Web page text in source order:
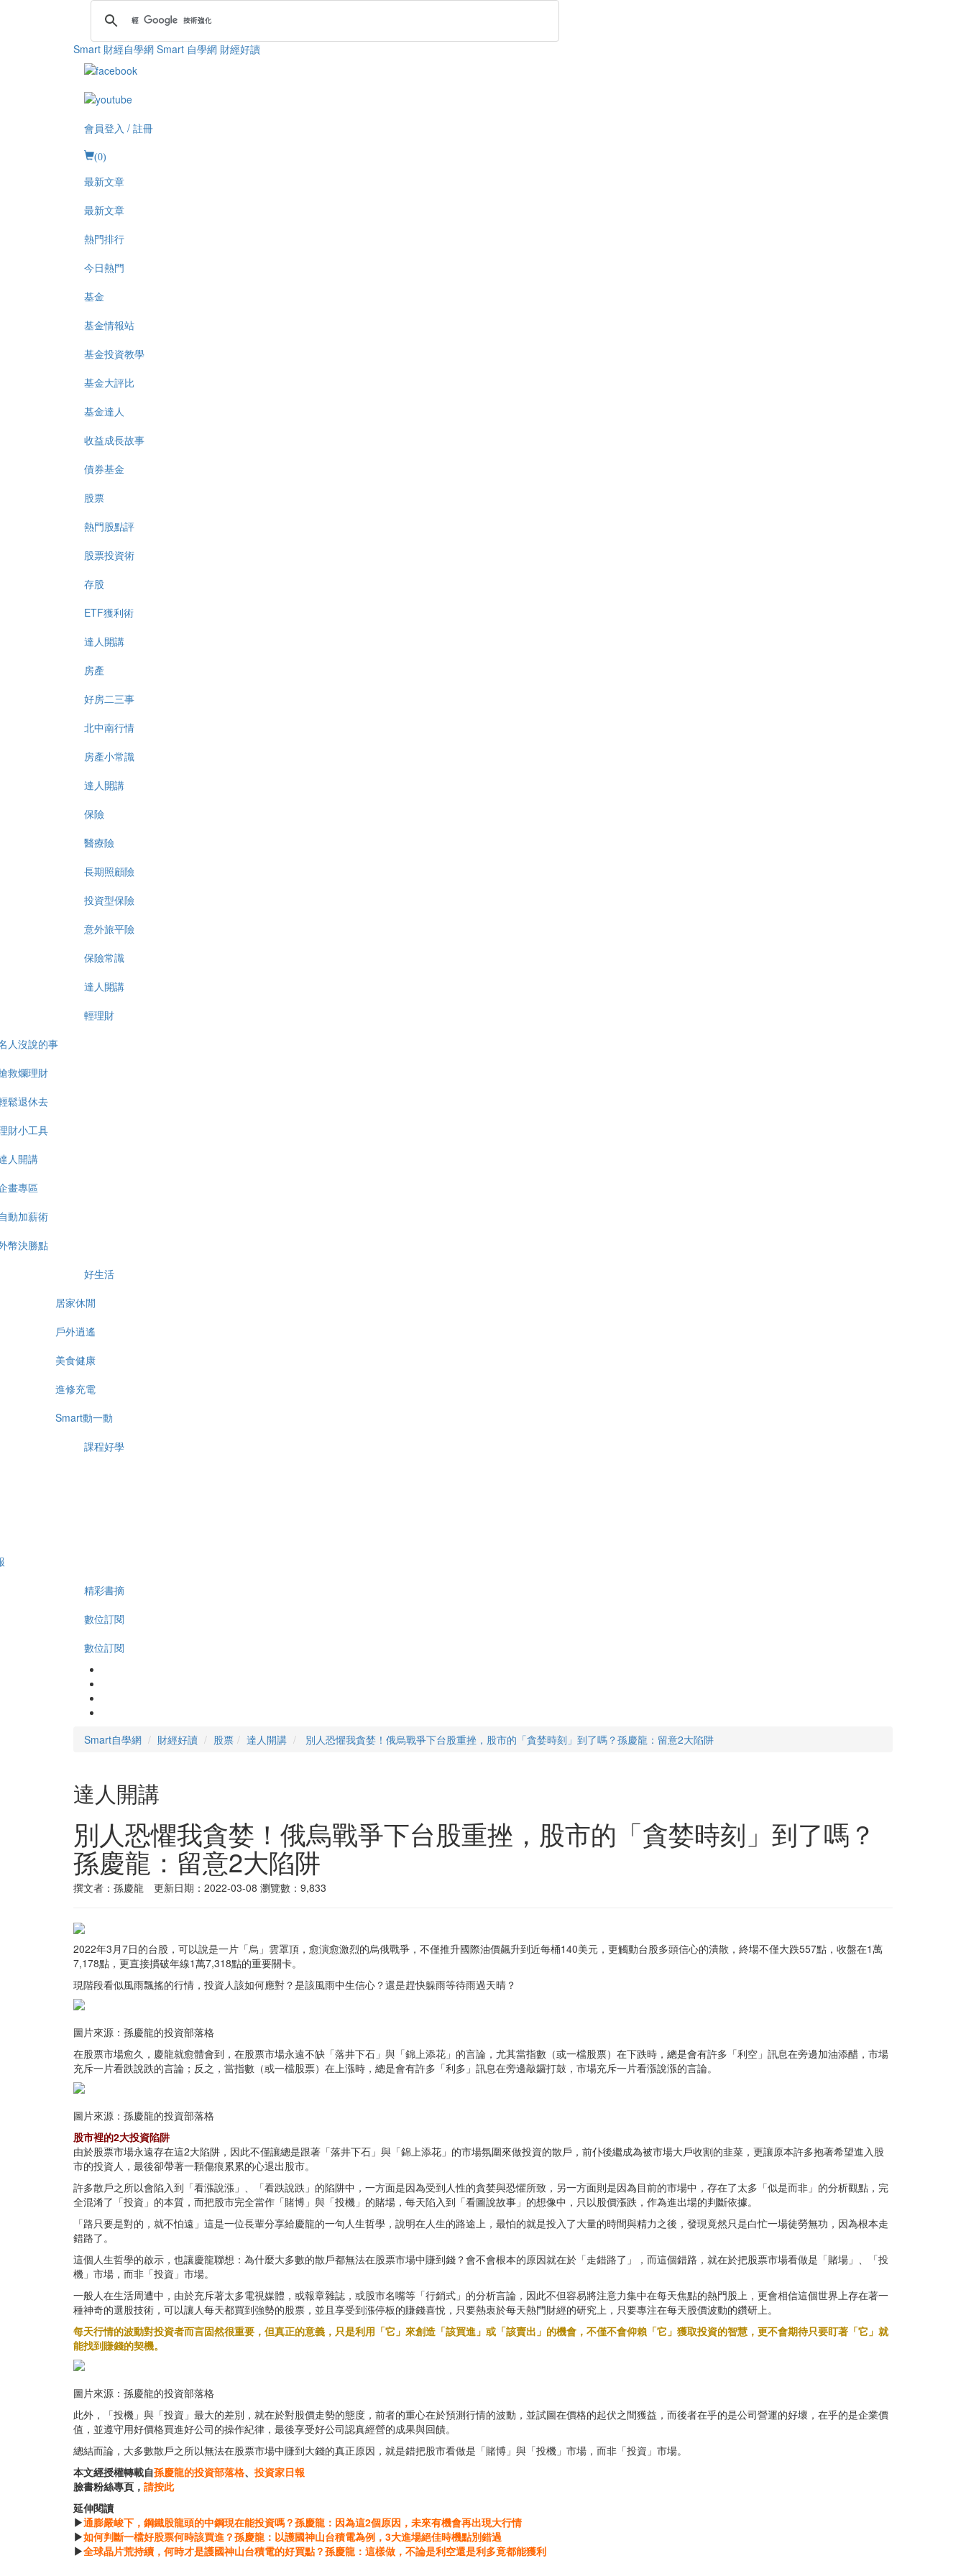
Smart 財經自學網 Smart 自學網 財經好讀
會員登入 / 註冊
(0)
最新文章
最新文章
熱門排行
今日熱門
基金
基金情報站
基金投資教學
基金大評比
基金達人
收益成長故事
債券基金
股票
熱門股點評
股票投資術
存股
ETF獲利術
達人開講
房產
好房二三事
北中南行情
房產小常識
達人開講
保險
醫療險
長期照顧險
投資型保險
意外旅平險
保險常識
達人開講
輕理財
人沒說的事
救爛理財
鬆退休去
財小工具
人開講
畫專區
動加薪術
幣決勝點
好生活
居家休閒
戶外逍遙
美食健康
進修充電
Smart動一動
課程好學
精彩書摘
數位訂閱
數位訂閱
Smart自學網 財經好讀 股票 達人開講 別人恐懼我貪婪！俄烏戰爭下台股重挫，股市的「貪婪時刻」到了嗎？孫慶龍：留意2大陷阱
達人開講
別人恐懼我貪婪！俄烏戰爭下台股重挫，股市的「貪婪時刻」到了嗎？
孫慶龍：留意2大陷阱
撰文者：孫慶龍 更新日期：2022-03-08 瀏覽數：9,833
2022年3月7日的台股，可以說是一片「烏」雲罩頂，愈演愈激烈的烏俄戰爭，不僅推升國際油價飆升到近每桶140美元，更觸動台股多頭信心的潰散，終場不僅大跌557點，收盤在1萬
7,178點，更直接摜破年線1萬7,318點的重要關卡。
現階段看似風雨飄搖的行情，投資人該如何應對？是該風雨中生信心？還是趕快躲雨等待雨過天晴？
圖片來源：孫慶龍的投資部落格
在股票市場愈久，慶龍就愈體會到，在股票市場永遠不缺「落井下石」與「錦上添花」的言論，尤其當指數（或一檔股票）在下跌時，總是會有許多「利空」訊息在旁邊加油添醋，市場
充斥一片看跌說跌的言論；反之，當指數（或一檔股票）在上漲時，總是會有許多「利多」訊息在旁邊敲鑼打鼓，市場充斥一片看漲說漲的言論。
圖片來源：孫慶龍的投資部落格
股市裡的2大投資陷阱
由於股票市場永遠存在這2大陷阱，因此不僅讓總是跟著「落井下石」與「錦上添花」的市場氛圍來做投資的散戶，前仆後繼成為被市場大戶收割的韭菜，更讓原本許多抱著希望進入股
市的投資人，最後卻帶著一顆傷痕累累的心退出股市。
許多散戶之所以會陷入到「看漲說漲」、「看跌說跌」的陷阱中，一方面是因為受到人性的貪婪與恐懼所致，另一方面則是因為目前的市場中，存在了太多「似是而非」的分析觀點，完
全混淆了「投資」的本質，而把股市完全當作「賭博」與「投機」的賭場，每天陷入到「看圖說故事」的想像中，只以股價漲跌，作為進出場的判斷依據。
「路只要是對的，就不怕遠」這是一位長輩分享給慶龍的一句人生哲學，說明在人生的路途上，最怕的就是投入了大量的時間與精力之後，發現竟然只是白忙一場徒勞無功，因為根本走
錯路了。
這個人生哲學的啟示，也讓慶龍聯想：為什麼大多數的散戶都無法在股票市場中賺到錢？會不會根本的原因就在於「走錯路了」，而這個錯路，就在於把股票市場看做是「賭場」、「投
機」市場，而非「投資」市場。
一般人在生活周遭中，由於充斥著太多電視媒體，或報章雜誌，或股市名嘴等「行銷式」的分析言論，因此不但容易將注意力集中在每天焦點的熱門股上，更會相信這個世界上存在著一
種神奇的選股技術，可以讓人每天都買到強勢的股票，並且享受到漲停板的賺錢喜悅，只要熱衷於每天熱門財經的研究上，只要專注在每天股價波動的鑽研上。
每天行情的波動對投資者而言固然很重要，但真正的意義，只是利用「它」來創造「該買進」或「該賣出」的機會，不僅不會仰賴「它」獲取投資的智慧，更不會期待只要盯著「它」就
能找到賺錢的契機。
圖片來源：孫慶龍的投資部落格
此外，「投機」與「投資」最大的差別，就在於對股價走勢的態度，前者的重心在於預測行情的波動，並試圖在價格的起伏之間獲益，而後者在乎的是公司營運的好壞，在乎的是企業價
值，並遵守用好價格買進好公司的操作紀律，最後享受好公司認真經營的成果與回饋。
總結而論，大多數散戶之所以無法在股票市場中賺到大錢的真正原因，就是錯把股市看做是「賭博」與「投機」市場，而非「投資」市場。
本文經授權轉載自孫慶龍的投資部落格、 投資家日報
臉書粉絲專頁， 請按此
延伸閱讀
▶通膨嚴峻下，鋼鐵股龍頭的中鋼現在能投資嗎？孫慶龍：因為這2個原因，未來有機會再出現大行情
▶如何判斷一檔好股票何時該買進？孫慶龍：以護國神山台積電為例，3大進場絕佳時機點別錯過
▶全球晶片荒持續，何時才是護國神山台積電的好買點？孫慶龍：這樣做，不論是利空還是利多竟都能獲利